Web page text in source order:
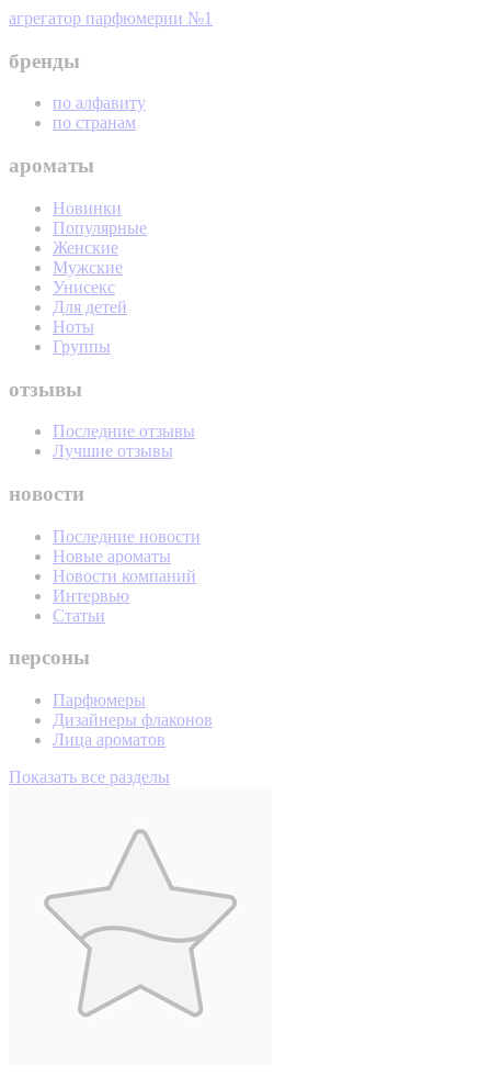
агрегатор парфюмерии №1
бренды
по алфавиту
по странам
ароматы
Новинки
Популярные
Женские
Мужские
Унисекс
Для детей
Ноты
Группы
отзывы
Последние отзывы
Лучшие отзывы
новости
Последние новости
Новые ароматы
Новости компаний
Интервью
Статьи
персоны
Парфюмеры
Дизайнеры флаконов
Лица ароматов
Показать все разделы